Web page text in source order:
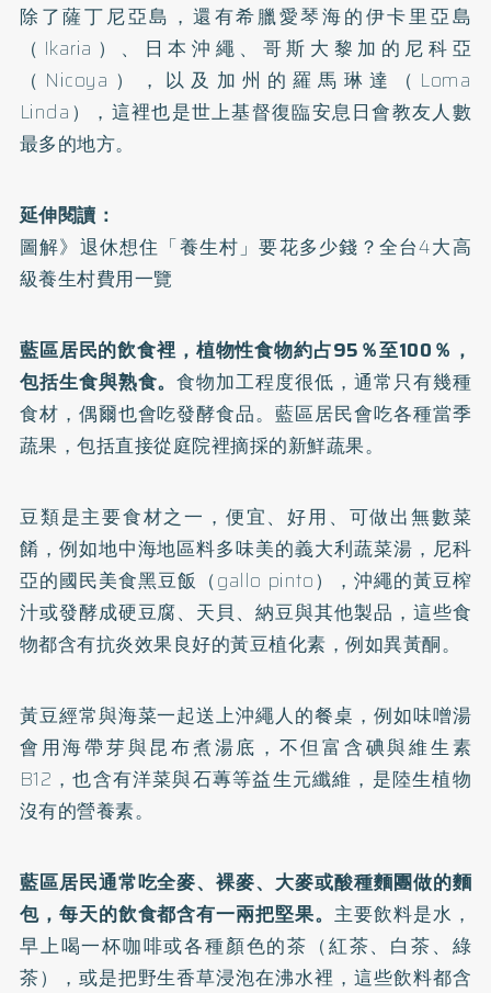
除了薩丁尼亞島，還有希臘愛琴海的伊卡里亞島
（Ikaria）、日本沖繩、哥斯大黎加的尼科亞
（Nicoya），以及加州的羅馬琳達（Loma
Linda），這裡也是世上基督復臨安息日會教友人數
最多的地方。
延伸閱讀：
圖解》退休想住「養生村」要花多少錢？全台4大高
級養生村費用一覽
藍區居民的飲食裡，植物性食物約占95％至100％，
包括生食與熟食。食物加工程度很低，通常只有幾種
食材，偶爾也會吃發酵食品。藍區居民會吃各種當季
蔬果，包括直接從庭院裡摘採的新鮮蔬果。
豆類是主要食材之一，便宜、好用、可做出無數菜
餚，例如地中海地區料多味美的義大利蔬菜湯，尼科
亞的國民美食黑豆飯（gallo pinto），沖繩的黃豆榨
汁或發酵成硬豆腐、天貝、納豆與其他製品，這些食
物都含有抗炎效果良好的黃豆植化素，例如異黃酮。
黃豆經常與海菜一起送上沖繩人的餐桌，例如味噌湯
會用海帶芽與昆布煮湯底，不但富含碘與維生素
B12，也含有洋菜與石蓴等益生元纖維，是陸生植物
沒有的營養素。
藍區居民通常吃全麥、裸麥、大麥或酸種麵團做的麵
包，每天的飲食都含有一兩把堅果。 主要飲料是水，
早上喝一杯咖啡或各種顏色的茶（紅茶、白茶、綠
茶），或是把野生香草浸泡在沸水裡，這些飲料都含